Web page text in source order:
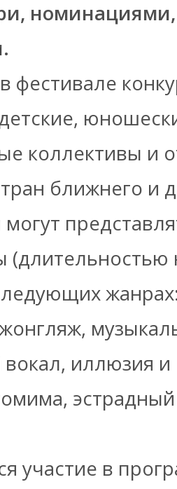
номинациями,
фестивале
коллективы и
ближнего и
иллюзия
эстрадный
участие в